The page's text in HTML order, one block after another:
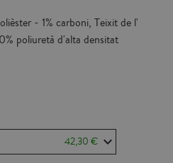
- 1% carboni, Teixit de l'
poliuretà d'alta densitat
42,30 €